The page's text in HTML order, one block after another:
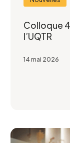
Colloque
l’UQTR
14 mai 2026